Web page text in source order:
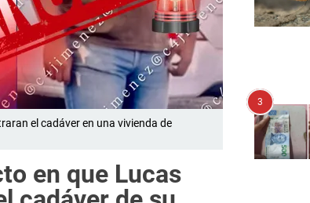
el cadáver en una vivienda de
en que Lucas
3